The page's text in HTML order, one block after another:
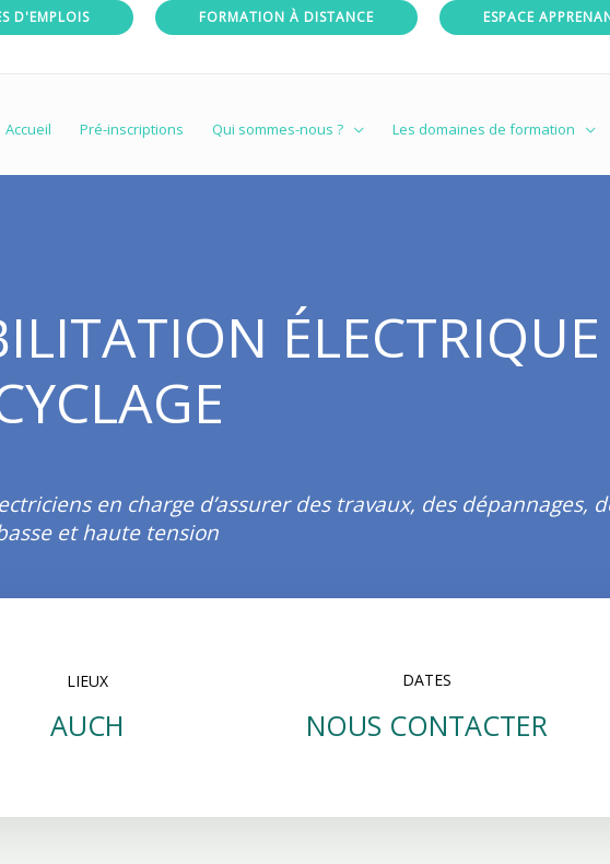
D'EMPLOIS FORMATION À DISTANCE ESPACE
Accueil Pré-inscriptions Qui sommes-nous ? Les domaines de formation
en charge d’assurer des travaux, des dépannages,
et haute tension
LIEUX
AUCH
DATES
NOUS CONTACTER